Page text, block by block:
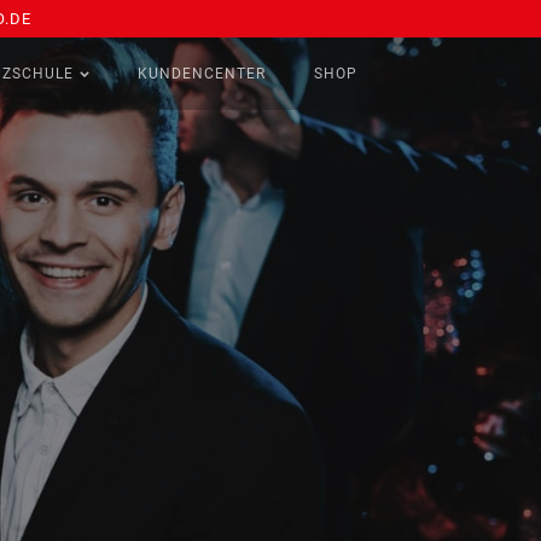
KUNDENCENTER SHOP